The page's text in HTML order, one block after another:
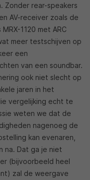
Zonder rear-speakers
AV-receiver zoals de
1120 met ARC
meer testschijven op
een
van een soundbar.
ook niet slecht op
jaren in het
vergelijking echt te
weten we dat de
nagenoeg de
kan evenaren,
na. Dat ga je niet
(bijvoorbeeld heel
zal de weergave